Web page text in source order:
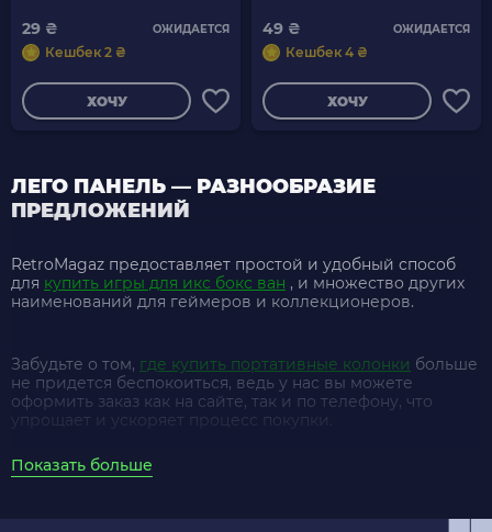
29 ₴ ОЖИДАЕТСЯ
Кешбек 2 ₴
ХОЧУ
49 ₴ ОЖИДАЕТСЯ
Кешбек 4 ₴
ХОЧУ
ЛЕГО ПАНЕЛЬ — РАЗНООБРАЗИЕ
ПРЕДЛОЖЕНИЙ
RetroMagaz предоставляет простой и удобный способ
для купить игры для икс бокс ван , и множество других
наименований для геймеров и коллекционеров.
Забудьте о том, где купить портативные колонки больше
не придется беспокоиться, ведь у нас вы можете
оформить заказ как на сайте, так и по телефону, что
упрощает и ускоряет процесс покупки.
сколько стоит б у playstation 4
скидки и бонусы. Мы гарантируем, что каждый товар у
Показать больше